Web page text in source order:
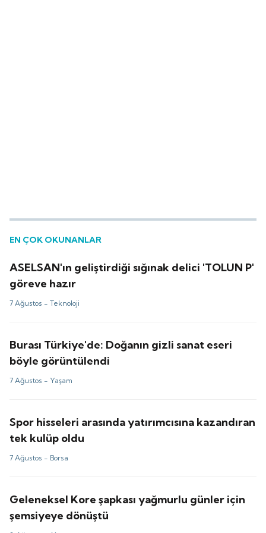
EN ÇOK OKUNANLAR
ASELSAN'ın geliştirdiği sığınak delici 'TOLUN P'
göreve hazır
7 Ağustos -Teknoloji
Burası Türkiye'de: Doğanın gizli sanat eseri
böyle görüntülendi
7 Ağustos - Yaşam
Spor hisseleri arasında yatırımcısına kazandıran
tek kulüp oldu
7 Ağustos - Borsa
Geleneksel Kore şapkası yağmurlu günler için
şemsiyeye dönüştü